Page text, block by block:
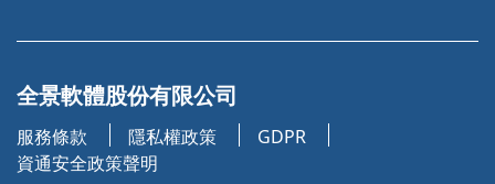
全景軟體股份有限公司
服務條款 隱私權政策
GDPR
資通安全政策聲明